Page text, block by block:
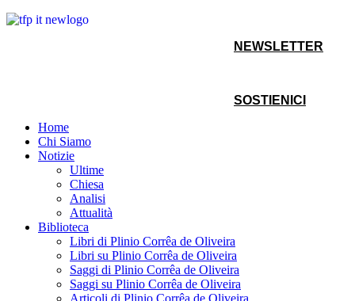
NEWSLETTER
SOSTIENICI
Home
Chi Siamo
Notizie
Ultime
Chiesa
Analisi
Attualità
Biblioteca
Libri di Plinio Corrêa de Oliveira
Libri su Plinio Corrêa de Oliveira
Saggi di Plinio Corrêa de Oliveira
Saggi su Plinio Corrêa de Oliveira
Articoli di Plinio Corrêa de Oliveira